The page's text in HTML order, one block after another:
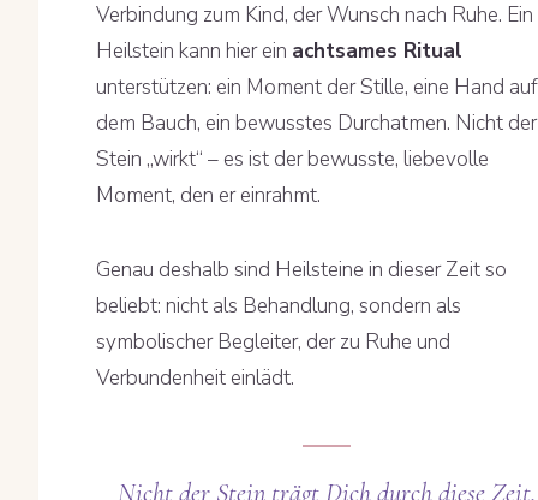
Verbindung zum Kind, der Wunsch nach Ruhe. Ein
Heilstein kann hier ein achtsames Ritual
unterstützen: ein Moment der Stille, eine Hand auf
dem Bauch, ein bewusstes Durchatmen. Nicht der
Stein „wirkt“ – es ist der bewusste, liebevolle
Moment, den er einrahmt.
Genau deshalb sind Heilsteine in dieser Zeit so
beliebt: nicht als Behandlung, sondern als
symbolischer Begleiter, der zu Ruhe und
Verbundenheit einlädt.
Nicht der Stein trägt Dich durch diese Zeit.